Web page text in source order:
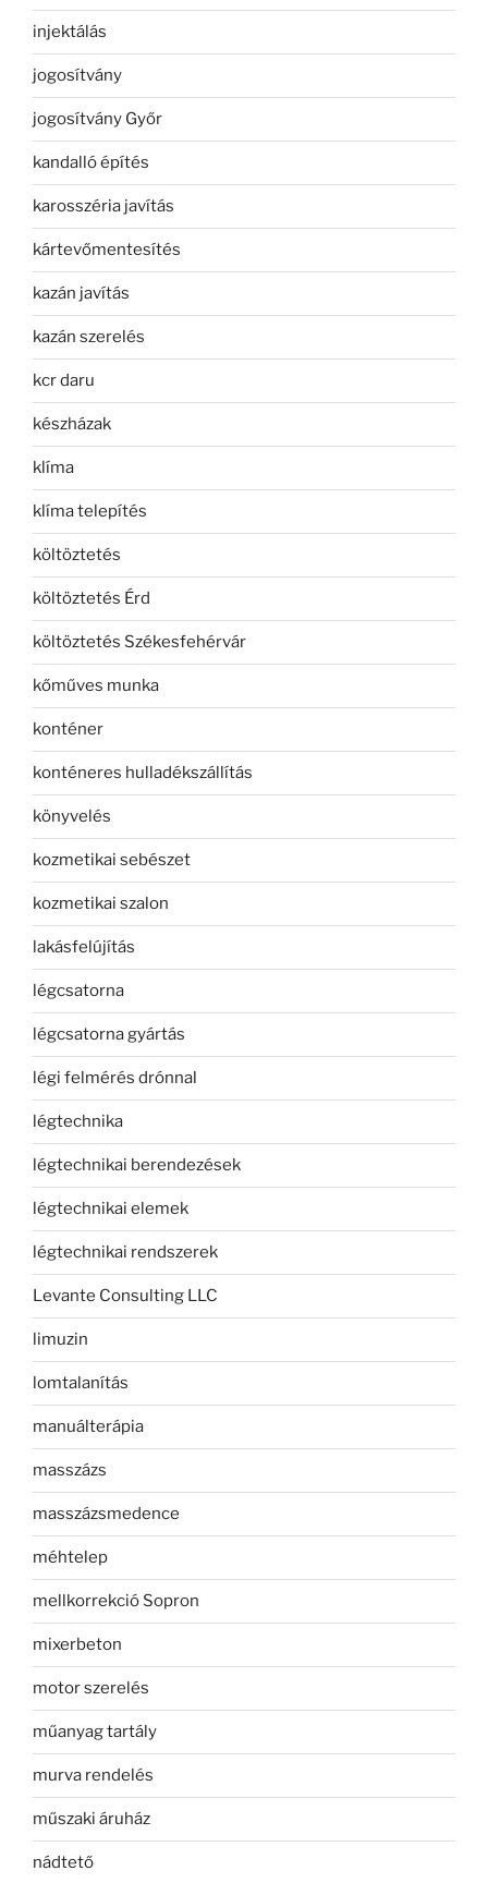
injektálás
jogosítvány
jogosítvány Győr
kandalló építés
karosszéria javítás
kártevőmentesítés
kazán javítás
kazán szerelés
kcr daru
készházak
klíma
klíma telepítés
költöztetés
költöztetés Érd
költöztetés Székesfehérvár
kőműves munka
konténer
konténeres hulladékszállítás
könyvelés
kozmetikai sebészet
kozmetikai szalon
lakásfelújítás
légcsatorna
légcsatorna gyártás
légi felmérés drónnal
légtechnika
légtechnikai berendezések
légtechnikai elemek
légtechnikai rendszerek
Levante Consulting LLC
limuzin
lomtalanítás
manuálterápia
masszázs
masszázsmedence
méhtelep
mellkorrekció Sopron
mixerbeton
motor szerelés
műanyag tartály
murva rendelés
műszaki áruház
nádtető